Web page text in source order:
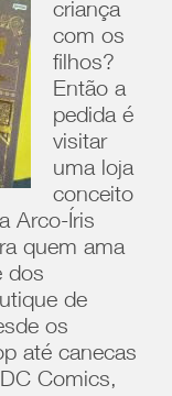
criança
com os
filhos?
Então a
pedida é
visitar
uma loja
conceito
Arco-Íris
quem ama
dos
de
os
até canecas
Comics,